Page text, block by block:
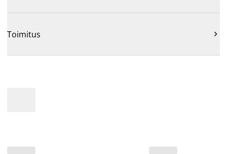
Toimitus 